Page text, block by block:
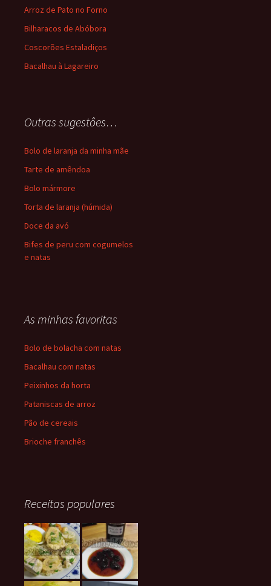
Arroz de Pato no Forno
Bilharacos de Abóbora
Coscorões Estaladiços
Bacalhau à Lagareiro
Outras sugestôes…
Bolo de laranja da minha mãe
Tarte de amêndoa
Bolo mármore
Torta de laranja (húmida)
Doce da avó
Bifes de peru com cogumelos
e natas
As minhas favoritas
Bolo de bolacha com natas
Bacalhau com natas
Peixinhos da horta
Pataniscas de arroz
Pão de cereais
Brioche franchês
Receitas populares